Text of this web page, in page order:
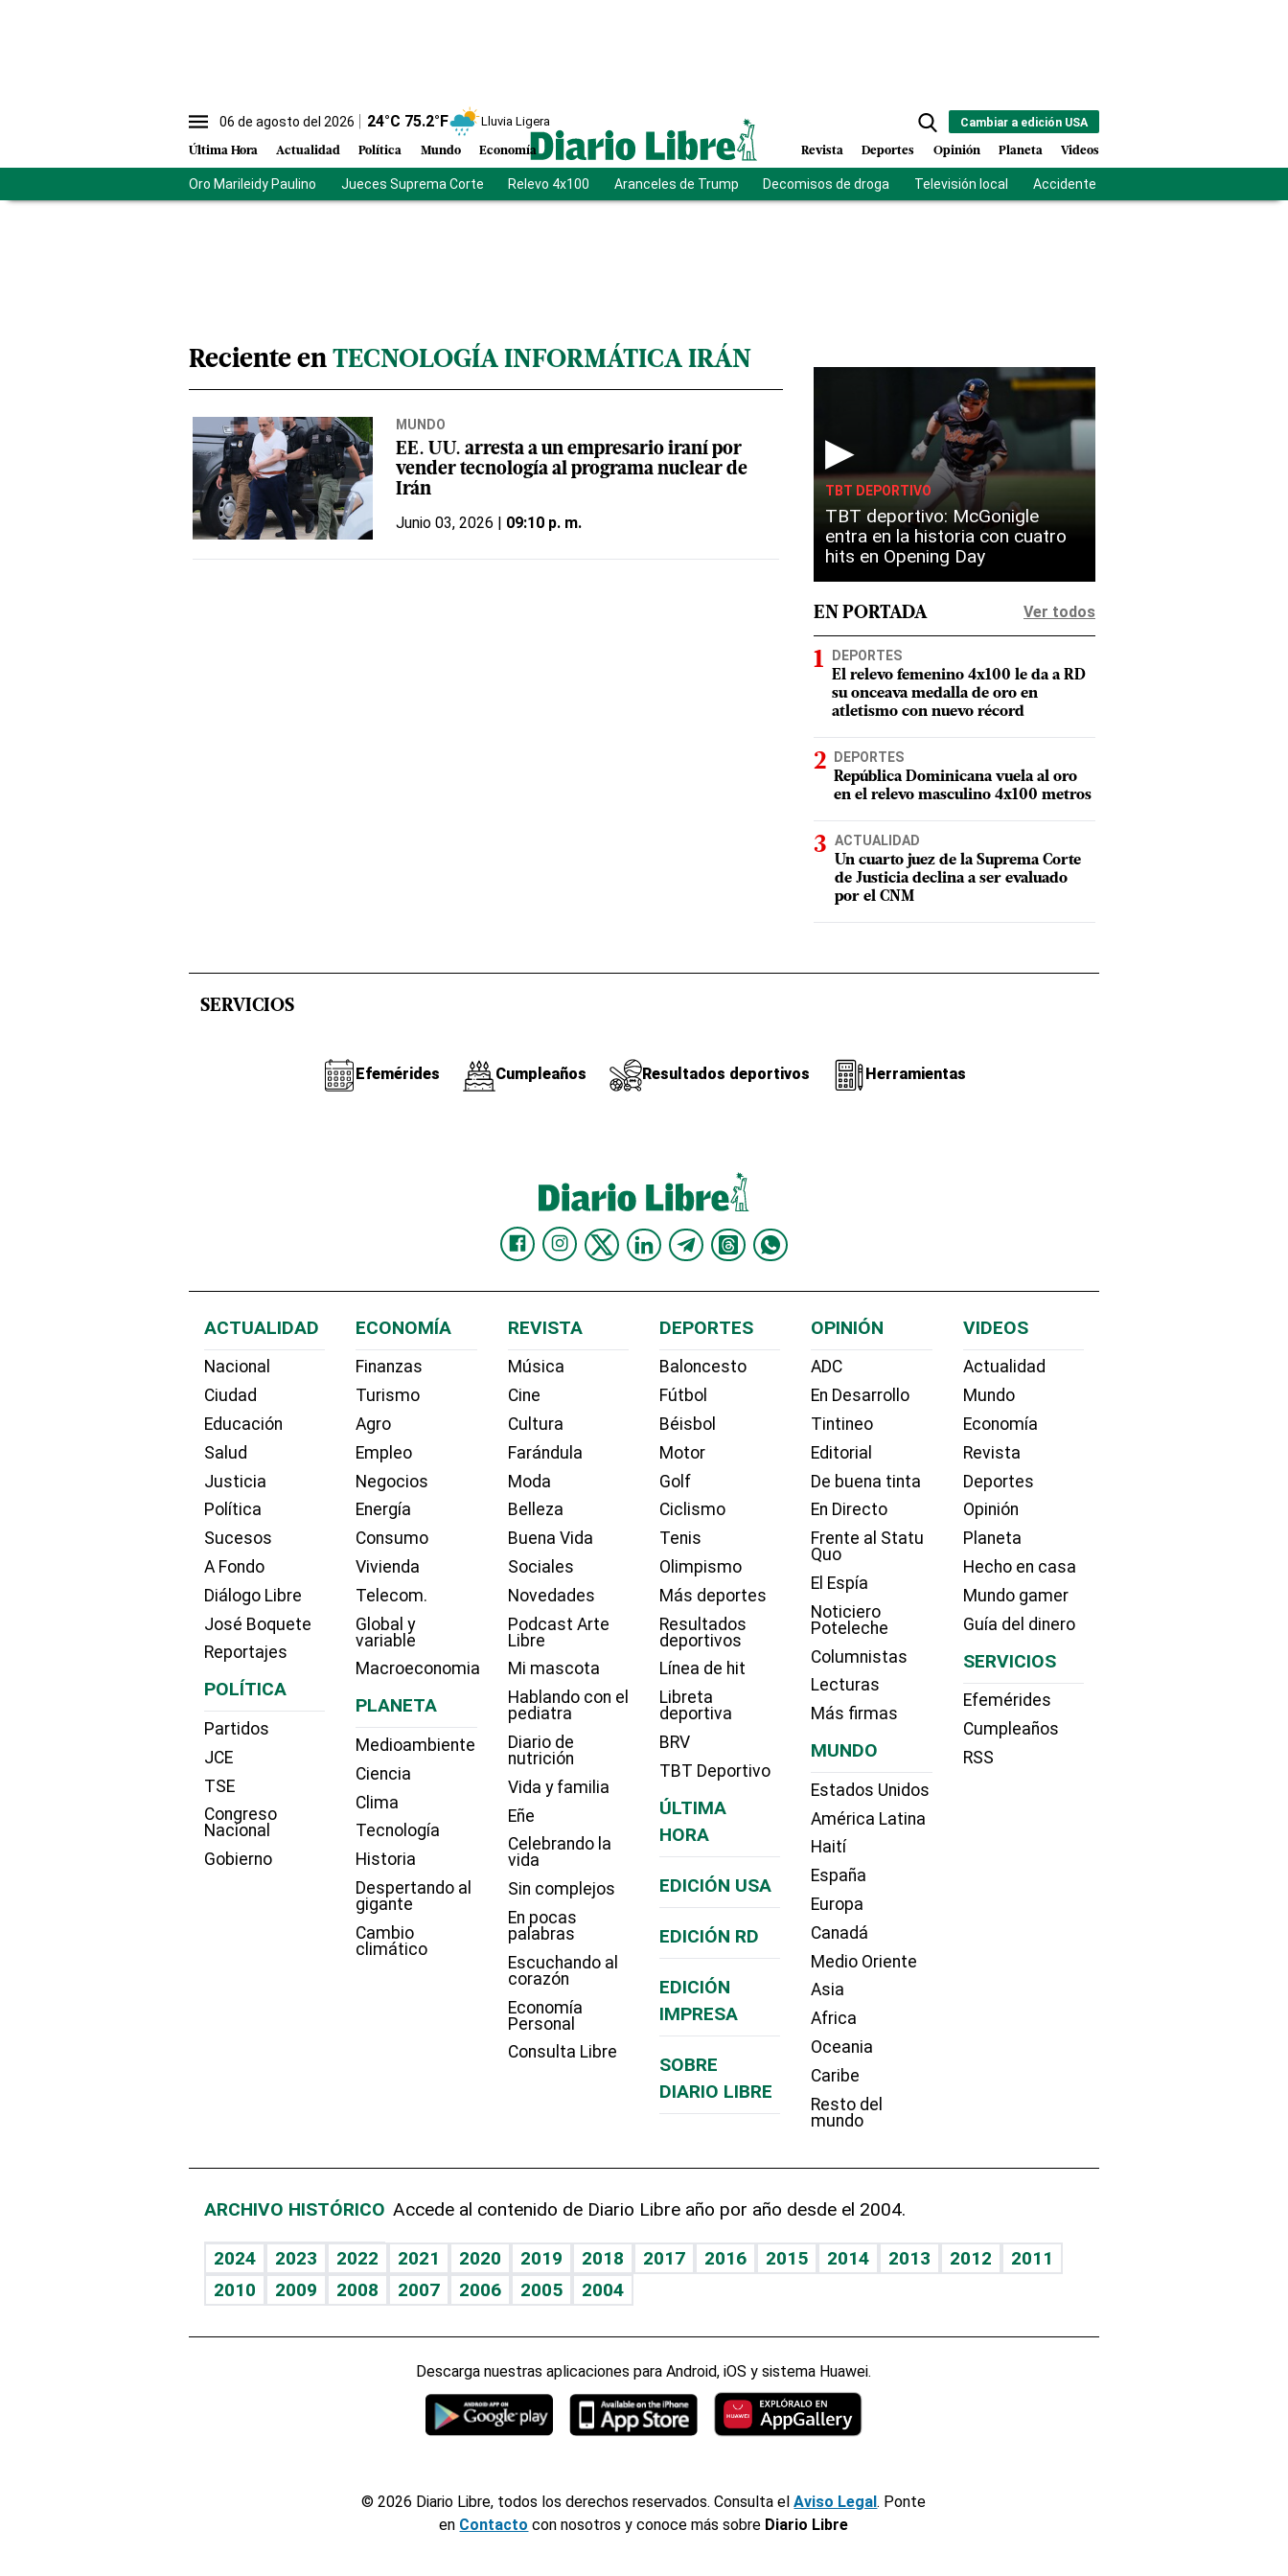
06 de agosto del 2026 24°C 75.2°F Lluvia Ligera
Última Hora Actualidad Política Mundo Economía
Cambiar a edición USA
Revista Deportes Opinión Planeta Videos
Oro Marileidy Paulino Jueces Suprema Corte Relevo 4x100 Aranceles de Trump Decomisos de droga Televisión local Accidente Los Ríos
Reciente en TECNOLOGÍA INFORMÁTICA IRÁN
MUNDO
EE. UU. arresta a un empresario iraní por
vender tecnología al programa nuclear de
Irán
Junio 03, 2026 | 09:10 p. m.
▶
TBT DEPORTIVO
TBT deportivo: McGonigle
entra en la historia con cuatro
hits en Opening Day
EN PORTADA Ver todos
DEPORTES
El relevo femenino 4x100 le da a RD
su onceava medalla de oro en
atletismo con nuevo récord
DEPORTES
República Dominicana vuela al oro
en el relevo masculino 4x100 metros
ACTUALIDAD
Un cuarto juez de la Suprema Corte
de Justicia declina a ser evaluado
por el CNM
SERVICIOS
Efemérides Cumpleaños Resultados deportivos Herramientas
ACTUALIDAD
Nacional
Ciudad
Educación
Salud
Justicia
Política
Sucesos
A Fondo
Diálogo Libre
José Boquete
Reportajes
POLÍTICA
Partidos
JCE
TSE
Congreso
Nacional
Gobierno
ECONOMÍA
Finanzas
Turismo
Agro
Empleo
Negocios
Energía
Consumo
Vivienda
Telecom.
Global y
variable
Macroeconomia
PLANETA
Medioambiente
Ciencia
Clima
Tecnología
Historia
Despertando al
gigante
Cambio
climático
REVISTA
Música
Cine
Cultura
Farándula
Moda
Belleza
Buena Vida
Sociales
Novedades
Podcast Arte
Libre
Mi mascota
Hablando con el
pediatra
Diario de
nutrición
Vida y familia
Eñe
Celebrando la
vida
Sin complejos
En pocas
palabras
Escuchando al
corazón
Economía
Personal
Consulta Libre
DEPORTES
Baloncesto
Fútbol
Béisbol
Motor
Golf
Ciclismo
Tenis
Olimpismo
Más deportes
Resultados
deportivos
Línea de hit
Libreta
deportiva
BRV
TBT Deportivo
ÚLTIMA
HORA
EDICIÓN USA
EDICIÓN RD
EDICIÓN
IMPRESA
SOBRE
DIARIO LIBRE
OPINIÓN
ADC
En Desarrollo
Tintineo
Editorial
De buena tinta
En Directo
Frente al Statu
Quo
El Espía
Noticiero
Poteleche
Columnistas
Lecturas
Más firmas
MUNDO
Estados Unidos
América Latina
Haití
España
Europa
Canadá
Medio Oriente
Asia
Africa
Oceania
Caribe
Resto del
mundo
VIDEOS
Actualidad
Mundo
Economía
Revista
Deportes
Opinión
Planeta
Hecho en casa
Mundo gamer
Guía del dinero
SERVICIOS
Efemérides
Cumpleaños
RSS
ARCHIVO HISTÓRICO Accede al contenido de Diario Libre año por año desde el 2004.
2024 2023 2022 2021 2020 2019 2018 2017 2016 2015 2014 2013 2012
2011
2010
2009 2008 2007 2006 2005 2004
Descarga nuestras aplicaciones para Android, iOS y sistema Huawei.
© 2026 Diario Libre, todos los derechos reservados. Consulta elAviso Legal. Ponte
en Contacto con nosotros y conoce más sobre Diario Libre